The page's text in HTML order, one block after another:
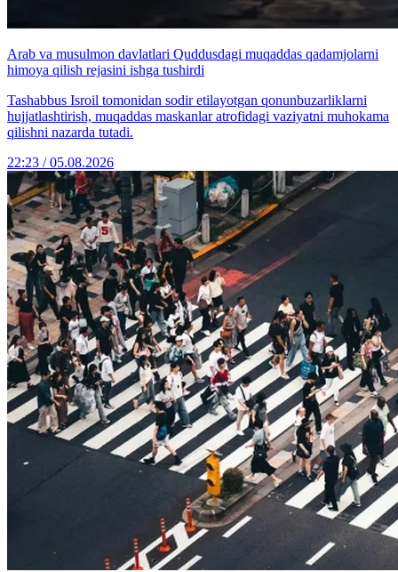
Arab va musulmon davlatlari Quddusdagi muqaddas qadamjolarni
himoya qilish rejasini ishga tushirdi
Tashabbus Isroil tomonidan sodir etilayotgan qonunbuzarliklarni
hujjatlashtirish, muqaddas maskanlar atrofidagi vaziyatni muhokama
qilishni nazarda tutadi.
22:23 / 05.08.2026